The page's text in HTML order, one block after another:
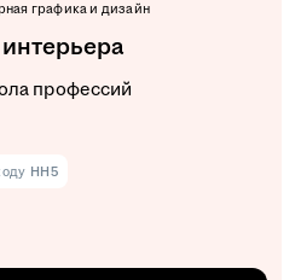
графика и дизайн
профессий
HH5